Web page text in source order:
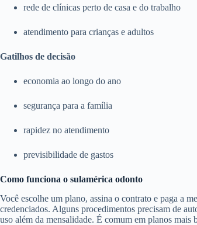
rede de clínicas perto de casa e do trabalho
atendimento para crianças e adultos
Gatilhos de decisão
economia ao longo do ano
segurança para a família
rapidez no atendimento
previsibilidade de gastos
Como funciona o sulamérica odonto
Você escolhe um plano, assina o contrato e paga a
credenciados. Alguns procedimentos precisam de
uso além da mensalidade. É comum em planos mais